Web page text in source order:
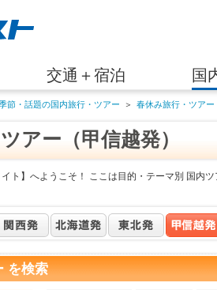
交通＋宿泊 国
節・話題の国内旅行・ツアー ＞ 春休み旅行・ツアー
アー（甲信越発）
ト】へようこそ！ ここは目的・テーマ別 国内
を検索